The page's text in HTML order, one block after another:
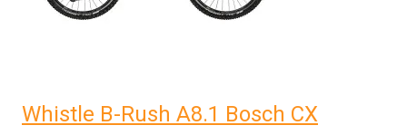
Whistle B-Rush A8.1 Bosch CX